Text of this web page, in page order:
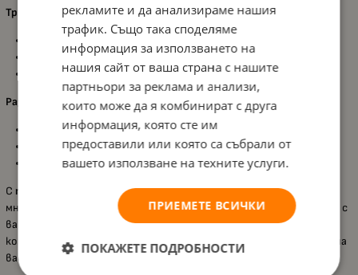
Трансформация:
Бебешко легло-люлка:
Удобно за новородени.
Детско легло:Перфектно за малки деца.
Ученическо бюро:Практично решение за по-големи деца.
Размери:
Външни размери:144 х 84 х 92,5 см
Габаритни размери:143 х 86 х 12 см
49 кг
С трансформиращото се легло Lorelli - Dream, вие получавате
многофункционално и стилно решение, което ще расте заедно с
вашето дете. ИзберетеLorelli - Dreamи се насладете на
комфорт и безопасност през всички етапи на израстването на
вашето дете!
рекламите и да анализираме нашия
трафик. Също така споделяме
информация за използването на
нашия сайт от ваша страна с нашите
партньори за реклама и анализи,
които може да я комбинират с друга
информация, която сте им
предоставили или която са събрали от
вашето използване на техните услуги.
ПРИЕМЕТЕ ВСИЧКИ
ПОКАЖЕТЕ ПОДРОБНОСТИ